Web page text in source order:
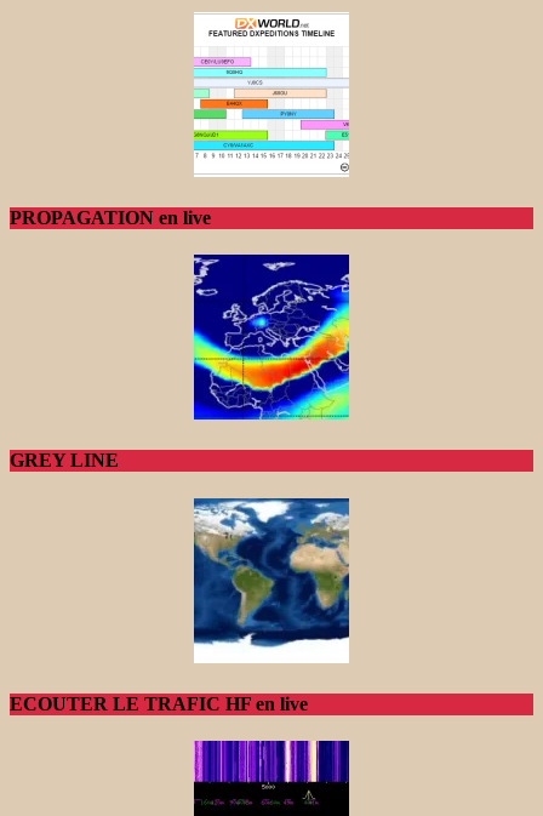
PROPAGATION en live
GREY LINE
ECOUTER LE TRAFIC HF en live